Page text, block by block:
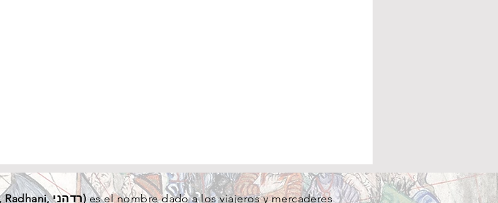
, Radhani, רדהני)es el nombre dado a los viajeros y mercaderes